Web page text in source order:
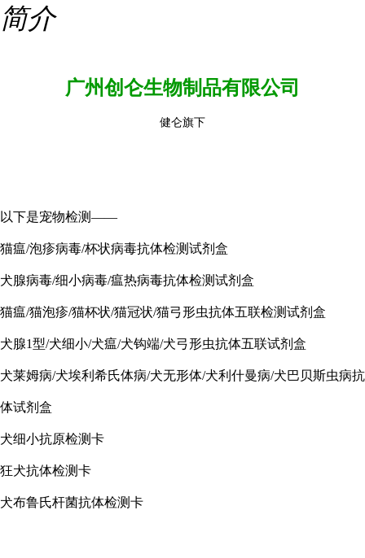
简介
广州创仑生物制品有限公司
健仑旗下
以下是宠物检测——
猫瘟/泡疹病毒/杯状病毒抗体检测试剂盒
犬腺病毒/细小病毒/瘟热病毒抗体检测试剂盒
猫瘟/猫泡疹/猫杯状/猫冠状/猫弓形虫抗体五联检测试剂盒
犬腺1型/犬细小/犬瘟/犬钩端/犬弓形虫抗体五联试剂盒
犬莱姆病/犬埃利希氏体病/犬无形体/犬利什曼病/犬巴贝斯虫病抗
体试剂盒
犬细小抗原检测卡
狂犬抗体检测卡
犬布鲁氏杆菌抗体检测卡